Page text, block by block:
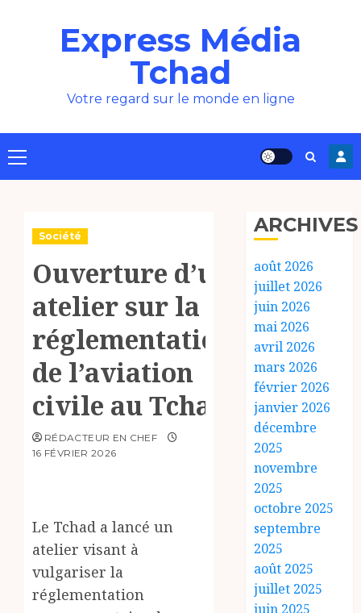
Express Média
Tchad
Votre regard sur le monde en ligne
Menu
principal
Société
Ouverture d’un
atelier sur la
réglementation
de l’aviation
civile au Tchad
RÉDACTEUR EN CHEF
16 FÉVRIER 2026
Le Tchad a lancé un
atelier visant à
vulgariser la
réglementation
ARCHIVES
août 2026
juillet 2026
juin 2026
mai 2026
avril 2026
mars 2026
février 2026
janvier 2026
décembre
2025
novembre
2025
octobre 2025
septembre
2025
août 2025
juillet 2025
juin 2025